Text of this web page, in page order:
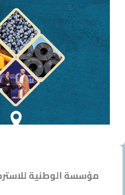
مؤسسة الوطنية